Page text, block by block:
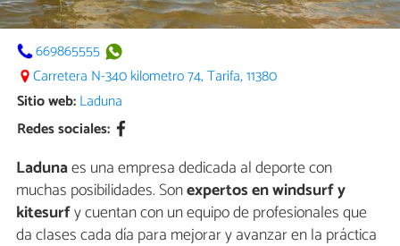
669865555
Carretera N-340 kilometro 74, Tarifa, 11380
Sitio web:Laduna
Redes sociales:
Ladunaes una empresa dedicada al deporte con
muchas posibilidades. Sonexpertos en windsurf y
kitesurfy cuentan con un equipo de profesionales que
da clases cada día para mejorar y avanzar en la práctica